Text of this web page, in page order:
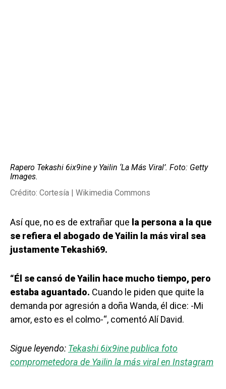
Rapero Tekashi 6ix9ine y Yailin ‘La Más Viral’. Foto: Getty
Images.
Crédito: Cortesía | Wikimedia Commons
Así que, no es de extrañar que la persona a la que
se refiera el abogado de Yailin la más viral sea
justamente Tekashi69.
“Él se cansó de Yailin hace mucho tiempo, pero
estaba aguantado. Cuando le piden que quite la
demanda por agresión a doña Wanda, él dice: -Mi
amor, esto es el colmo-“, comentó Alí David.
Sigue leyendo: Tekashi 6ix9ine publica foto
comprometedora de Yailin la más viral en Instagram